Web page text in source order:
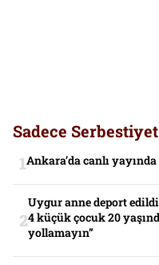
Sadece
Ankara’da canlı
Uygur anne deport
4 küçük çocuk 20
yollamayın”